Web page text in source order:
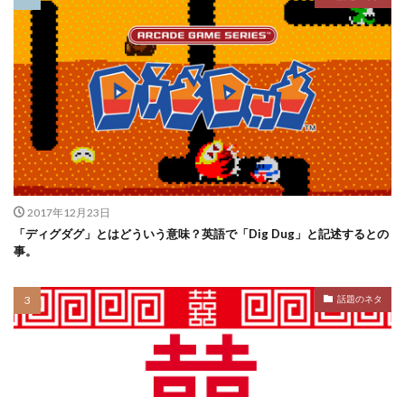
2017年12月23日
「ディグダグ」とはどういう意味？英語で「Dig Dug」と記述するとの
事。
話題のネタ